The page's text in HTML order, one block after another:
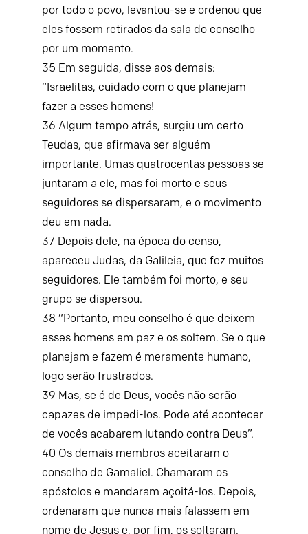
por todo o povo, levantou-se e ordenou que
eles fossem retirados da sala do conselho
por um momento.
35 Em seguida, disse aos demais:
“Israelitas, cuidado com o que planejam
fazer a esses homens!
36 Algum tempo atrás, surgiu um certo
Teudas, que afirmava ser alguém
importante. Umas quatrocentas pessoas se
juntaram a ele, mas foi morto e seus
seguidores se dispersaram, e o movimento
deu em nada.
37 Depois dele, na época do censo,
apareceu Judas, da Galileia, que fez muitos
seguidores. Ele também foi morto, e seu
grupo se dispersou.
38 “Portanto, meu conselho é que deixem
esses homens em paz e os soltem. Se o que
planejam e fazem é meramente humano,
logo serão frustrados.
39 Mas, se é de Deus, vocês não serão
capazes de impedi-los. Pode até acontecer
de vocês acabarem lutando contra Deus”.
40 Os demais membros aceitaram o
conselho de Gamaliel. Chamaram os
apóstolos e mandaram açoitá-los. Depois,
ordenaram que nunca mais falassem em
nome de Jesus e, por fim, os soltaram.